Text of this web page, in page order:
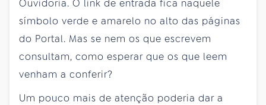
Ouvidoria. O link de entrada fica naquele
símbolo verde e amarelo no alto das páginas
do Portal. Mas se nem os que escrevem
consultam, como esperar que os que leem
venham a conferir?
Um pouco mais de atenção poderia dar a